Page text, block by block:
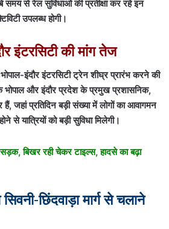
समय से रेल सुविधाओं की प्रतीक्षा कर रहे इन
उपलब्ध होगी।
इंटरसिटी की मांग तेज
इंदौर इंटरसिटी ट्रेन शीघ्र प्रारंभ करने की
भोपाल और इंदौर प्रदेश के प्रमुख प्रशासनिक,
जहां प्रतिदिन बड़ी संख्या में लोगों का आवागमन
से यात्रियों को बड़ी सुविधा मिलेगी।
बिखर रही चेकर टाइल्स, हादसे का बढ़ा
सिवनी-छिंदवाड़ा मार्ग से चलाने